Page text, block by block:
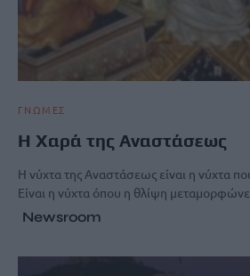
ΓΝΩΜΕΣ
Η Χαρά της Αναστάσεως
Η νύχτα της Αναστάσεως είναι η νύχτα
Είναι η νύχτα όπου η θλίψη
Newsroom